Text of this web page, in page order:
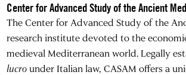
Center for Advanced Study of the Ancient
The Center for Advanced Study of the
research institute devoted to the
medieval Mediterranean world. Legally
lucrounder Italian law, CASAM offers a